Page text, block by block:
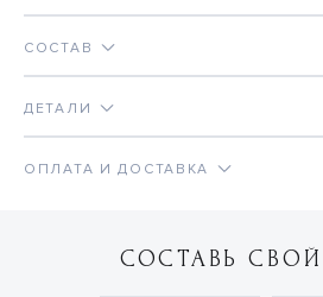
СОСТАВ
ДЕТАЛИ
ОПЛАТА И ДОСТАВКА
СОСТАВЬ СВОЙ